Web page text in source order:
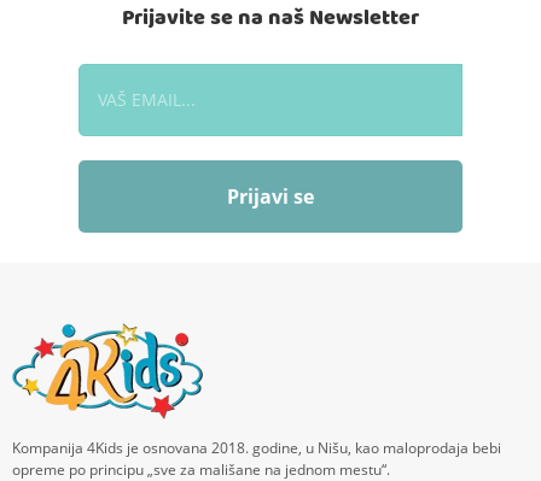
Prijavite se na naš Newsletter
Prijavi se
Kompanija 4Kids je osnovana 2018. godine, u Nišu, kao maloprodaja bebi
opreme po principu „sve za mališane na jednom mestu“.